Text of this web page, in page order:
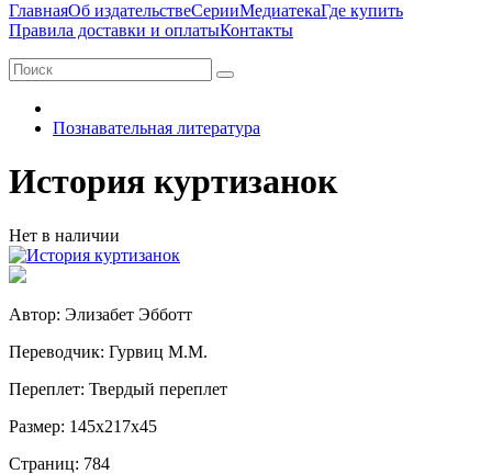
ГлавнаяОб издательствеСерииМедиатекаГде купить
Правила доставки и оплатыКонтакты
Познавательная литература
История куртизанок
Нет в наличии
Автор: Элизабет Эбботт
Переводчик: Гурвиц М.М.
Переплет: Твердый переплет
Размер: 145х217х45
Страниц: 784